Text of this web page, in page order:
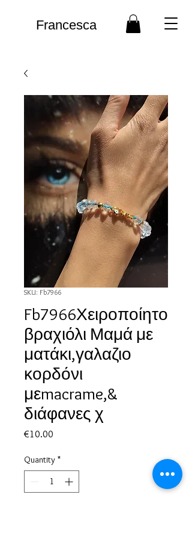
Francesca
SKU: Fb7966
Fb7966Χειροποίητο
βραχιόλι Μαμά με
ματάκι,γαλαζιο
κορδόνι
μεmacrame,&
διάφανες χ
€10.00
Quantity *